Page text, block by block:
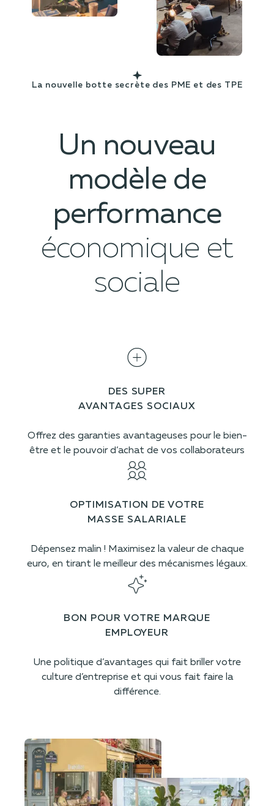
La nouvelle botte secrète des PME et des TPE
Un nouveau
modèle de
performance
économique et
sociale
DES SUPER
AVANTAGES SOCIAUX
Offrez des garanties avantageuses pour le bien-
être et le pouvoir d’achat de vos collaborateurs
OPTIMISATION DE VOTRE
MASSE SALARIALE
Dépensez malin ! Maximisez la valeur de chaque
euro, en tirant le meilleur des mécanismes légaux.
BON POUR VOTRE MARQUE
EMPLOYEUR
Une politique d’avantages qui fait briller votre
culture d’entreprise et qui vous fait faire la
différence.